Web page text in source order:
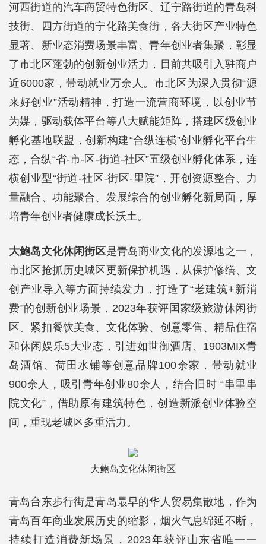
河西街道的汽车商贸特色街区、辽宁路街道的青岛科
技街、四方街道的宁化路美食街，各大街区产业特色
显著、新业态消费场景丰富、青年创业者集聚，彰显
了市北区蓬勃的创新创业活力，目前共吸引入驻商户
近6000家，带动就业万余人。市北区为深入贯彻“源
来好创业”活动精神，打造一流营商环境，以创业节
为媒，驱动载体平台等八大赋能矩阵，搭建区级创业
孵化基地联盟，创新构建“合纵连横”创业孵化平台生
态，合纵“省-市-区-街道-社区”五级创业孵化体系，连
横创业型“街道-社区-街区-里院”，开创资源整合、力
量融合、功能聚合、发展综合的创业孵化新局面，厚
培青年创业者健康成长沃土。
大鲍岛文化休闲街区是青岛商业文化的发源地之一，
市北区抢抓历史城区更新保护机遇，从保护修缮、文
创产业导入等方面持续发力，打造了“老建筑+新消
费”的创新创业场景，2023年获评国家级旅游休闲街
区。紧扣餐饮美食、文化体验、创意零售、精品住宿
和休闲娱乐5大业态，引进如世御酒店、1903MIX青
岛酒馆、荷田水铺等创意品牌100余家，带动就业
900余人，吸引青年创业80余人，结合旧时 “串里串
院文化”，借助原有建筑特色，创造新派创业体验空
间，重现老城区多重活力。
大鲍岛文化休闲街区
青岛台东步行街是青岛最早的华人贸易集散地，作为
青岛百年商业发展历史的缩影，烟火气息绵延不断，
持续打造消费新场景，2023年获评山东省唯一一